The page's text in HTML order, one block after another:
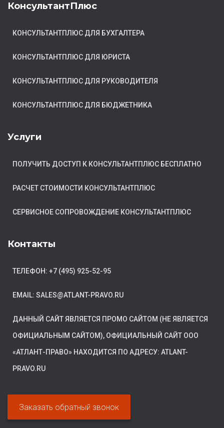
КонсультантПлюс
КОНСУЛЬТАНТПЛЮС ДЛЯ БУХГАЛТЕРА
КОНСУЛЬТАНТПЛЮС ДЛЯ ЮРИСТА
КОНСУЛЬТАНТПЛЮС ДЛЯ РУКОВОДИТЕЛЯ
КОНСУЛЬТАНТПЛЮС ДЛЯ БЮДЖЕТНИКА
Услуги
ПОЛУЧИТЬ ДОСТУП К КОНСУЛЬТАНТПЛЮС БЕСПЛАТНО
РАСЧЕТ СТОИМОСТИ КОНСУЛЬТАНТПЛЮС
СЕРВИСНОЕ СОПРОВОЖДЕНИЕ КОНСУЛЬТАНТПЛЮС
Контакты
ТЕЛЕФОН: +7 (495) 925-52-95
EMAIL: SALES@ATLANT-PRAVO.RU
ДАННЫЙ САЙТ ЯВЛЯЕТСЯ ПРОМО САЙТОМ (НЕ ЯВЛЯЕТСЯ
ОФИЦИАЛЬНЫМ САЙТОМ), ОФИЦИАЛЬНЫЙ САЙТ ООО
«АТЛАНТ-ПРАВО» НАХОДИТСЯ ПО АДРЕСУ: ATLANT-
PRAVO.RU
Заказать обратный звонок